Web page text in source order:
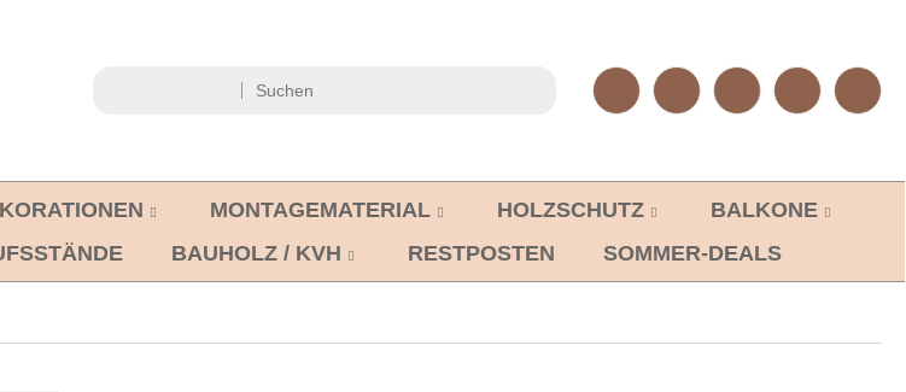
MONTAGEMATERIAL HOLZSCHUTZ
BALKONE
BAUHOLZ / KVH RESTPOSTEN SOMMER-DEALS